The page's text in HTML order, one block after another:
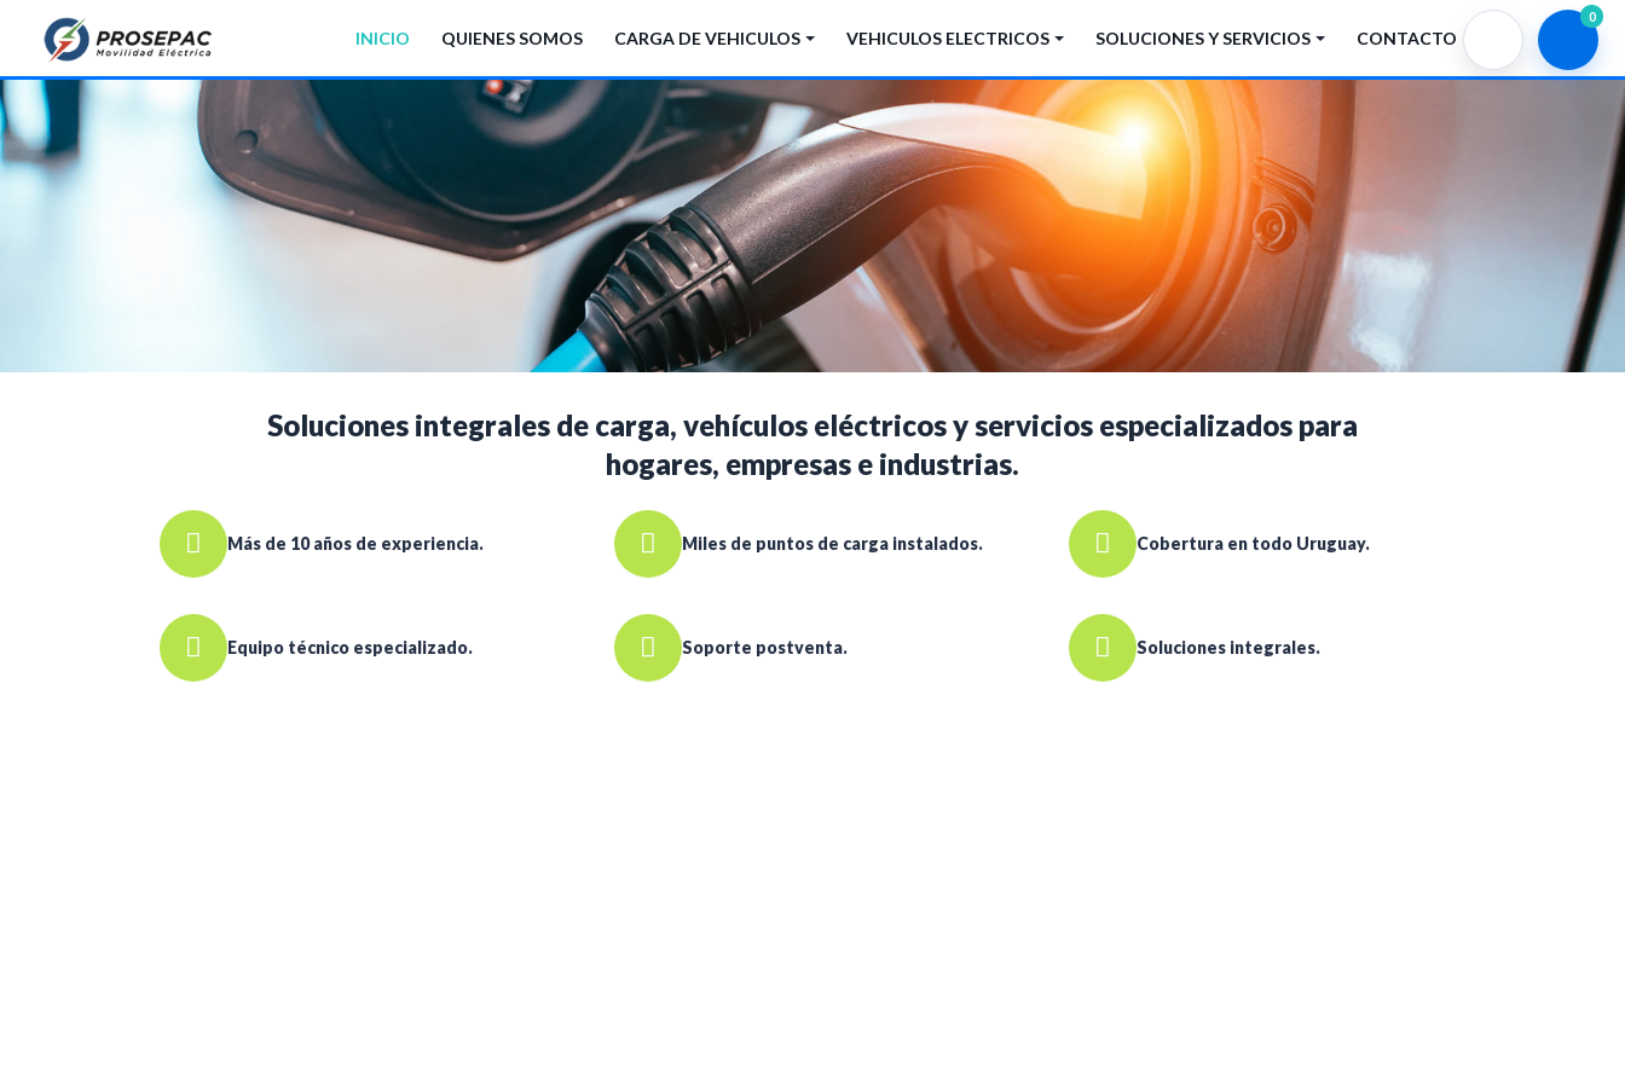
0
INICIO QUIENES SOMOS CARGA DE VEHICULOS VEHICULOS ELECTRICOS SOLUCIONES Y SERVICIOS CONTACTO
Soluciones integrales de carga, vehículos eléctricos y servicios especializados para
hogares, empresas e industrias.
Más de 10 años de experiencia. Miles de puntos de carga instalados. Cobertura en todo Uruguay.
Equipo técnico especializado. Soporte postventa. Soluciones integrales.